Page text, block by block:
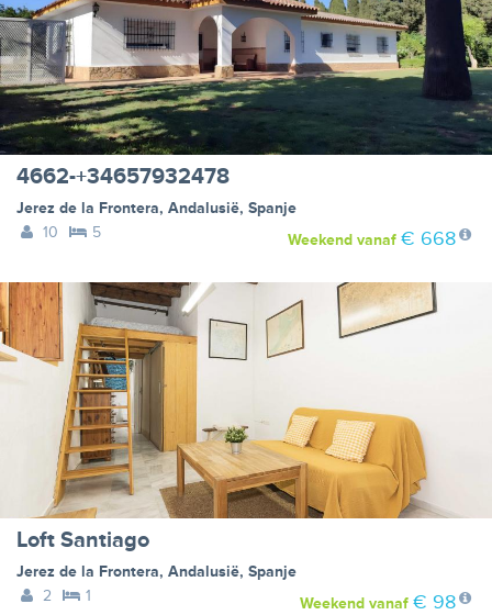
4662-+34657932478
Jerez de la Frontera, Andalusië, Spanje
10
5 Weekendvanaf € 668
Loft Santiago
Jerez de la Frontera, Andalusië, Spanje
2
1 Weekendvanaf € 98